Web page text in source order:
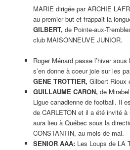
MARIE dirigée par ARCHIE
au premier but et frappait la
GILBERT, de Pointe-aux-
club MAISONNEUVE JUNIOR.
Roger Ménard passe l’hiver
s’en donne à coeur joie sur les
GENE TROTTIER, Gilbert Rioux
GUILLAUME CARON, de
Ligue canadienne de football. Il
de CARLETON et il a été invité à
aura lieu à Québec sous la
CONSTANTIN, au mois de mai.
SENIOR AAA: Les Loups de LA